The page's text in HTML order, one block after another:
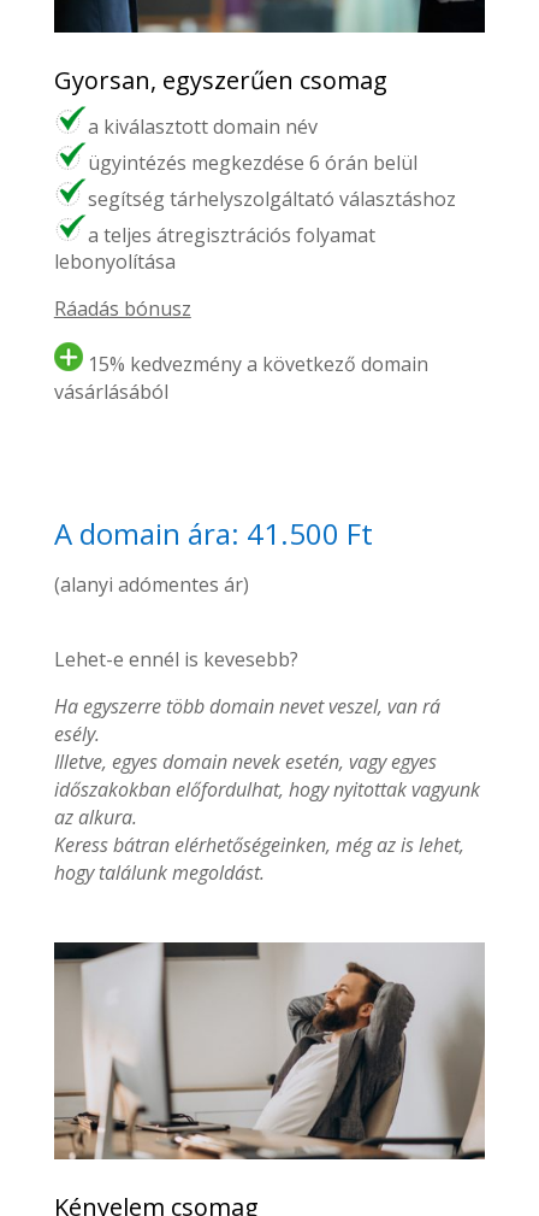
Gyorsan, egyszerűen csomag
a kiválasztott domain név
ügyintézés megkezdése 6 órán belül
segítség tárhelyszolgáltató választáshoz
a teljes átregisztrációs folyamat
lebonyolítása
Ráadás bónusz
15% kedvezmény a következő domain
vásárlásából
A domain ára: 41.500 Ft
(alanyi adómentes ár)
Lehet-e ennél is kevesebb?
Ha egyszerre több domain nevet veszel, van rá
esély.
Illetve, egyes domain nevek esetén, vagy egyes
időszakokban előfordulhat, hogy nyitottak vagyunk
az alkura.
Keress bátran elérhetőségeinken, még az is lehet,
hogy találunk megoldást.
Kényelem csomag